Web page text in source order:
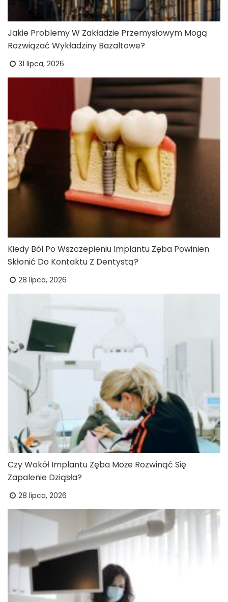
Jakie Problemy W Zakładzie Przemysłowym Mogą
Rozwiązać Wykładziny Bazaltowe?
31 lipca, 2026
Kiedy Ból Po Wszczepieniu Implantu Zęba Powinien
Skłonić Do Kontaktu Z Dentystą?
28 lipca, 2026
Czy Wokół Implantu Zęba Może Rozwinąć Się
Zapalenie Dziąsła?
28 lipca, 2026